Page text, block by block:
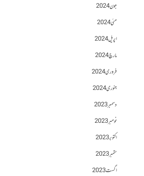
جون 2024
مئی 2024
اپریل 2024
مارچ 2024
فروری 2024
جنوری 2024
دسمبر 2023
نومبر 2023
اکتوبر 2023
ستمبر 2023
اگست 2023